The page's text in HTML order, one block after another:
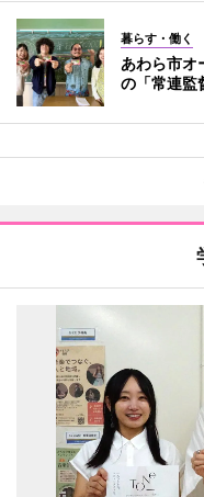
暮らす・働く
あわら市
の「常連監